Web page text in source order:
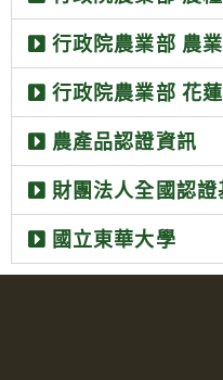
行政院農業部 農
行政院農業部 花
農產品認證資訊
財團法人全國認
國立東華大學